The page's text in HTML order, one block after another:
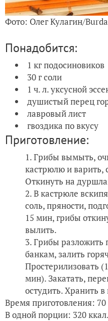
Фото: Олег Кулагин/
Понадобится:
1 кг подосиновиков
30 г соли
1 ч. л. уксусной
душистый перец
лавровый лист
гвоздика по вкусу
Приготовление:
Грибы вымыть,
кастрюлю и варить,
Откинуть на
В кастрюле
соль, пряности,
15 мин, грибы
вылить.
Грибы разложить
банкам, залить
Простерилизовать
мин). Закатать,
остудить. Хранить
Время приготовления:
В одной порции: 320 ккал.